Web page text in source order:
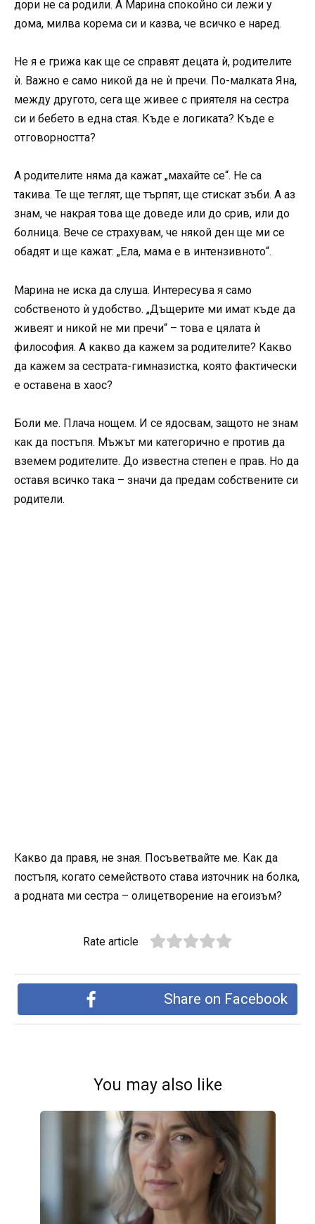
дори не са родили. А Марина спокойно си лежи у
дома, милва корема си и казва, че всичко е наред.
Не я е грижа как ще се справят децата ѝ, родителите
ѝ. Важно е само никой да не ѝ пречи. По-малката Яна,
между другото, сега ще живее с приятеля на сестра
си и бебето в една стая. Къде е логиката? Къде е
отговорността?
А родителите няма да кажат „махайте се“. Не са
такива. Те ще теглят, ще търпят, ще стискат зъби. А аз
знам, че накрая това ще доведе или до срив, или до
болница. Вече се страхувам, че някой ден ще ми се
обадят и ще кажат: „Ела, мама е в интензивното“.
Марина не иска да слуша. Интересува я само
собственото ѝ удобство. „Дъщерите ми имат къде да
живеят и никой не ми пречи“ – това е цялата ѝ
философия. А какво да кажем за родителите? Какво
да кажем за сестрата-гимназистка, която фактически
е оставена в хаос?
Боли ме. Плача нощем. И се ядосвам, защото не знам
как да постъпя. Мъжът ми категорично е против да
вземем родителите. До известна степен е прав. Но да
оставя всичко така – значи да предам собствените си
родители.
Какво да правя, не зная. Посъветвайте ме. Как да
постъпя, когато семейството става източник на болка,
а родната ми сестра – олицетворение на егоизъм?
Rate article
Share on Facebook
You may also like